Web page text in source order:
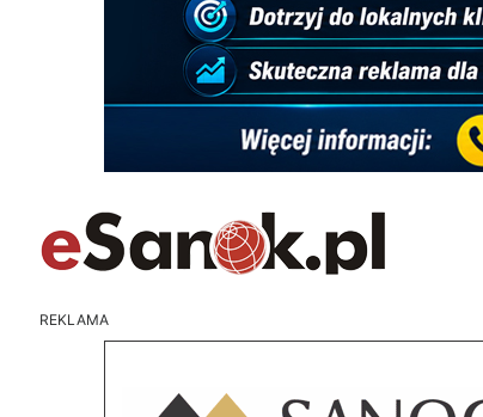
REKLAMA